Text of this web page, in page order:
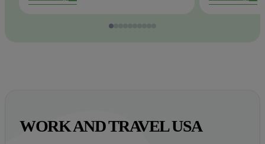
WORK AND TRAVEL USA